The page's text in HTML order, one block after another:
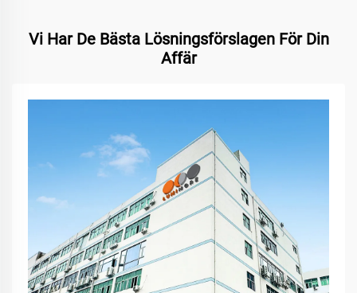
Vi Har De Bästa Lösningsförslagen För Din
Affär